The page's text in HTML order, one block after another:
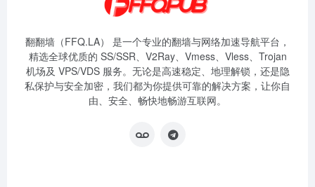
翻翻墙（FFQ.LA） 是一个专业的翻墙与网络加速导航平台，
精选全球优质的 SS/SSR、V2Ray、Vmess、Vless、Trojan
机场及 VPS/VDS 服务。无论是高速稳定、地理解锁，还是隐
私保护与安全加密，我们都为你提供可靠的解决方案，让你自
由、安全、畅快地畅游互联网。